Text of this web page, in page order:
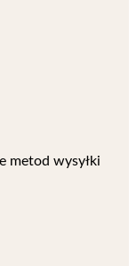
metod wysyłki